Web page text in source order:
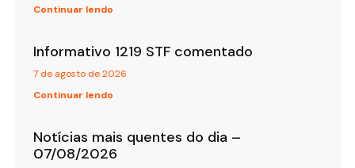
Continuar lendo
Informativo 1219 STF comentado
7 de agosto de 2026
Continuar lendo
Notícias mais quentes do dia –
07/08/2026